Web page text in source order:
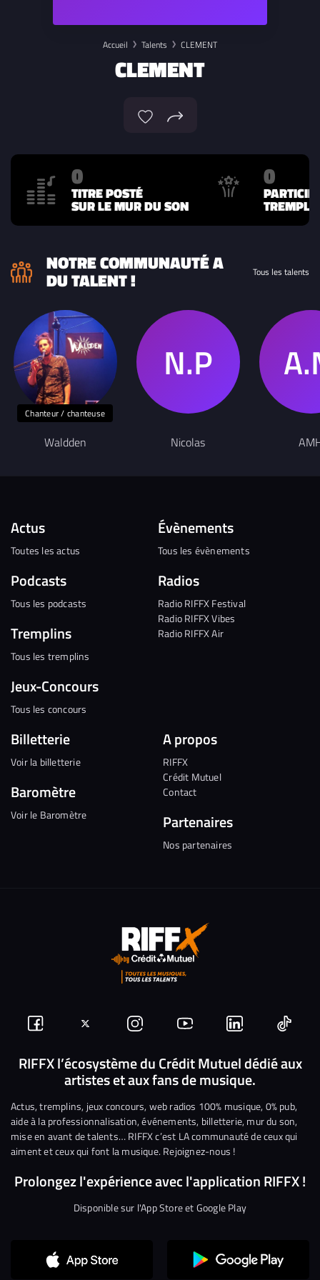
Accueil Talents CLEMENT
CLEMENT
0
TITRE POSTÉ
SUR LE MUR DU SON
0
NOTRE COMMUNAUTÉ A
DU TALENT ! Tous les talents
Chanteur / chanteuse
Waldden Nicolas
Actus
Toutes les actus
Podcasts
Tous les podcasts
Tremplins
Tous les tremplins
Jeux-Concours
Tous les concours
Évènements
Tous les évènements
Radios
Radio RIFFX Festival
Radio RIFFX Vibes
Radio RIFFX Air
Billetterie
Voir la billetterie
Baromètre
Voir le Baromètre
A propos
RIFFX
Crédit Mutuel
Contact
Partenaires
Nos partenaires
Suivez-
nous
Facebook
Suivez-
nous
sur
Twitter
Nous
rejoindre
sur
Instagram
Nous
rejoindre
sur
YouTube
Nous
rejoindre
sur
Linkedin
Nous
RIFFX l’écosystème du Crédit Mutuel dédié aux
artistes et aux fans de musique.
Actus, tremplins, jeux concours, web radios 100% musique, 0% pub,
aide à la professionnalisation, événements, billetterie, mur du son,
mise en avant de talents… RIFFX c’est LA communauté de ceux qui
aiment et ceux qui font la musique. Rejoignez-nous !
Prolongez l'expérience avec l'application RIFFX !
Disponible sur l'App Store et Google Play